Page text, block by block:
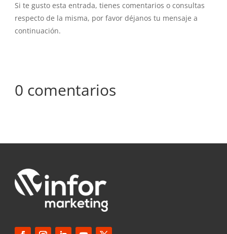
Si te gusto esta entrada, tienes comentarios o consultas
respecto de la misma, por favor déjanos tu mensaje a
continuación.
0 comentarios